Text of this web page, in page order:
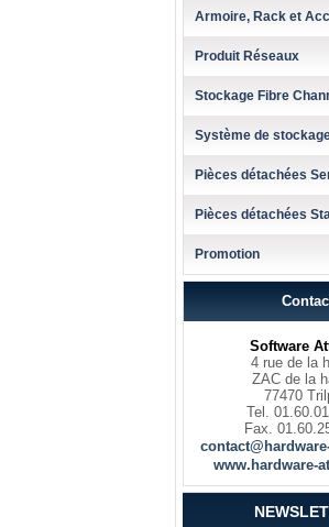
Armoire, Rack et
Produit Réseaux
Stockage Fibre
Système de
Pièces détachées
Pièces détachées
Promotion
Software
4 rue de la
ZAC de la
77470
Tel.
Fax.
www.hardware-